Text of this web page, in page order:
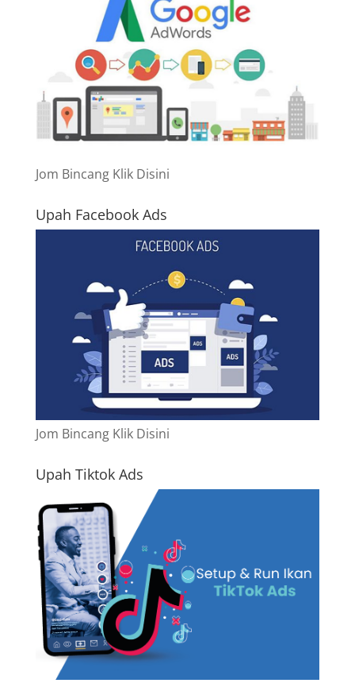
Jom Bincang Klik Disini
Upah Facebook Ads
Jom Bincang Klik Disini
Upah Tiktok Ads